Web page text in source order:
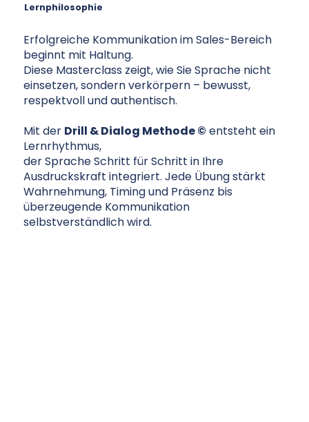
Lernphilosophie
Erfolgreiche Kommunikation im Sales-Bereich
beginnt mit Haltung.
Diese Masterclass zeigt, wie Sie Sprache nicht
einsetzen, sondern verkörpern – bewusst,
respektvoll und authentisch.
Mit der Drill & Dialog Methode © entsteht ein
Lernrhythmus,
der Sprache Schritt für Schritt in Ihre
Ausdruckskraft integriert. Jede Übung stärkt
Wahrnehmung, Timing und Präsenz bis
überzeugende Kommunikation
selbstverständlich wird.